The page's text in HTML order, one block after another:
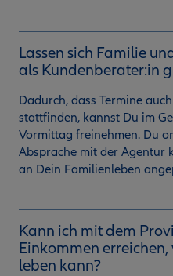
Lassen sich Familie
als Kundenberater:in
Dadurch, dass Termine
stattfinden, kannst Du im
Vormittag freinehmen. Du
Absprache mit der Agentur
an Dein Familienleben
Kann ich mit dem
Einkommen
leben kann?